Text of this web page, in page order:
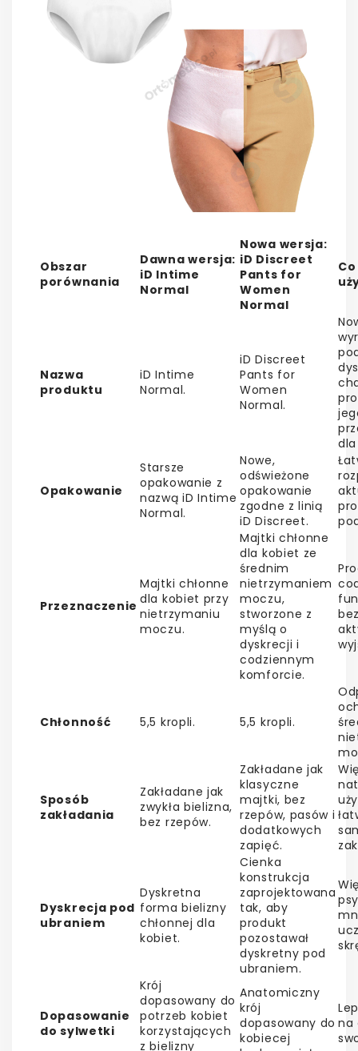
Obszar
porównania
Dawna wersja:
iD Intime
Normal
Nowa wersja:
iD Discreet
Pants for
Women
Normal
Nazwa
produktu
iD Intime
Normal.
iD Discreet
Pants for
Women
Normal.
Opakowanie
Starsze
opakowanie z
nazwą iD Intime
Normal.
Nowe,
odświeżone
opakowanie
zgodne z linią
iD Discreet.
Przeznaczenie
Majtki chłonne
dla kobiet przy
nietrzymaniu
moczu.
Majtki chłonne
dla kobiet ze
średnim
nietrzymaniem
moczu,
stworzone z
myślą o
dyskrecji i
codziennym
komforcie.
Chłonność 5,5 kropli. 5,5 kropli.
Sposób
zakładania
Zakładane jak
zwykła bielizna,
bez rzepów.
Zakładane jak
klasyczne
majtki, bez
rzepów, pasów i
dodatkowych
zapięć.
Dyskrecja pod
ubraniem
Dyskretna
forma bielizny
chłonnej dla
kobiet.
Cienka
konstrukcja
zaprojektowana
tak, aby
produkt
pozostawał
dyskretny pod
ubraniem.
Dopasowanie
do sylwetki
Krój
dopasowany do
potrzeb kobiet
korzystających
z bielizny
Anatomiczny
krój
dopasowany do
kobiecej
na